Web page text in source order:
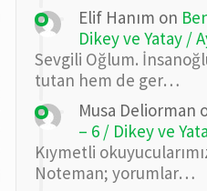
Elif Hanım on
Dikey ve Yatay /
Sevgili Oğlum.
tutan hem de ger…
Musa Deliorman
– 6 / Dikey ve
Kıymetli
Noteman; yorumlar…